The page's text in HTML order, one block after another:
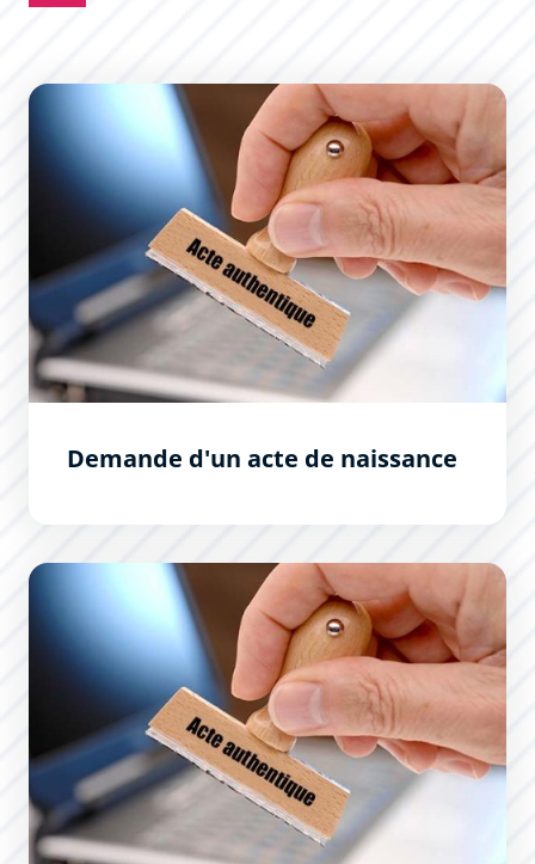
Demande d&#039;un acte de naissance
Demande d'un acte de naissance
Demande d&#039;un acte de mariage